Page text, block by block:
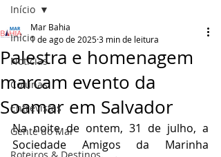
Início
Notícias
Colunas
Entrevistas
Gente do Mar
Início
Palestra e homenagem
marcam evento da
Soamar em Salvador
Mar Bahia
1 de ago de 20253 min de leitura
Na noite de ontem, 31 de julho, a
Sociedade Amigos da Marinha